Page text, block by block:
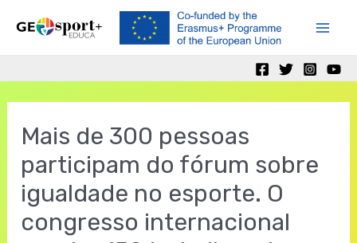
Mais de 300 pessoas
participam do fórum sobre
igualdade no esporte. O
congresso internacional